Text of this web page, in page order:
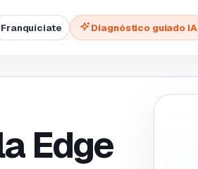
Franquíciate Diagnóstico guiado IA
Edge